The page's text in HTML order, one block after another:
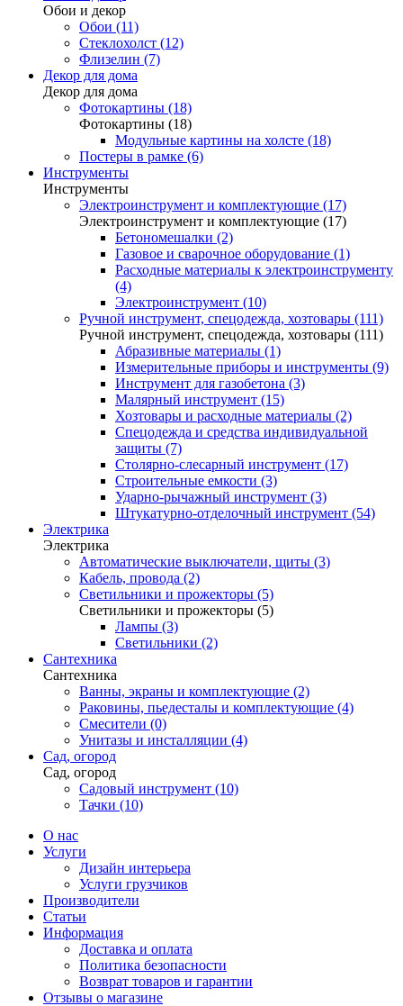
Обои и декор
Обои (11)
Стеклохолст (12)
Флизелин (7)
Декор для дома
Декор для дома
Фотокартины (18)
Фотокартины (18)
Модульные картины на холсте (18)
Постеры в рамке (6)
Инструменты
Инструменты
Электроинструмент и комплектующие (17)
Электроинструмент и комплектующие (17)
Бетономешалки (2)
Газовое и сварочное оборудование (1)
Расходные материалы к электроинструменту
(4)
Электроинструмент (10)
Ручной инструмент, спецодежда, хозтовары (111)
Ручной инструмент, спецодежда, хозтовары (111)
Абразивные материалы (1)
Измерительные приборы и инструменты (9)
Инструмент для газобетона (3)
Малярный инструмент (15)
Хозтовары и расходные материалы (2)
Спецодежда и средства индивидуальной
защиты (7)
Столярно-слесарный инструмент (17)
Строительные емкости (3)
Ударно-рычажный инструмент (3)
Штукатурно-отделочный инструмент (54)
Электрика
Электрика
Автоматические выключатели, щиты (3)
Кабель, провода (2)
Светильники и прожекторы (5)
Светильники и прожекторы (5)
Лампы (3)
Светильники (2)
Сантехника
Сантехника
Ванны, экраны и комплектующие (2)
Раковины, пьедесталы и комплектующие (4)
Смесители (0)
Унитазы и инсталляции (4)
Сад, огород
Сад, огород
Садовый инструмент (10)
Тачки (10)
О нас
Услуги
Дизайн интерьера
Услуги грузчиков
Производители
Статьи
Информация
Доставка и оплата
Политика безопасности
Возврат товаров и гарантии
Отзывы о магазине